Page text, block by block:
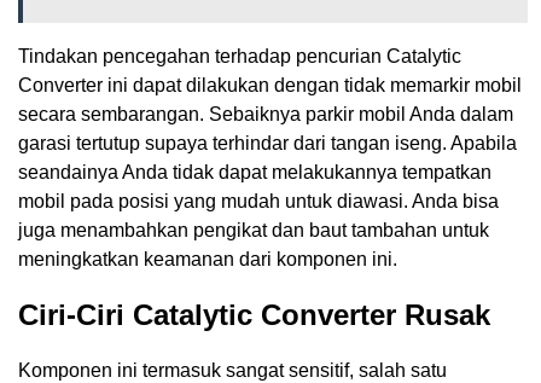
Tindakan pencegahan terhadap pencurian Catalytic
Converter ini dapat dilakukan dengan tidak memarkir mobil
secara sembarangan. Sebaiknya parkir mobil Anda dalam
garasi tertutup supaya terhindar dari tangan iseng. Apabila
seandainya Anda tidak dapat melakukannya tempatkan
mobil pada posisi yang mudah untuk diawasi. Anda bisa
juga menambahkan pengikat dan baut tambahan untuk
meningkatkan keamanan dari komponen ini.
Ciri-Ciri Catalytic Converter Rusak
Komponen ini termasuk sangat sensitif, salah satu